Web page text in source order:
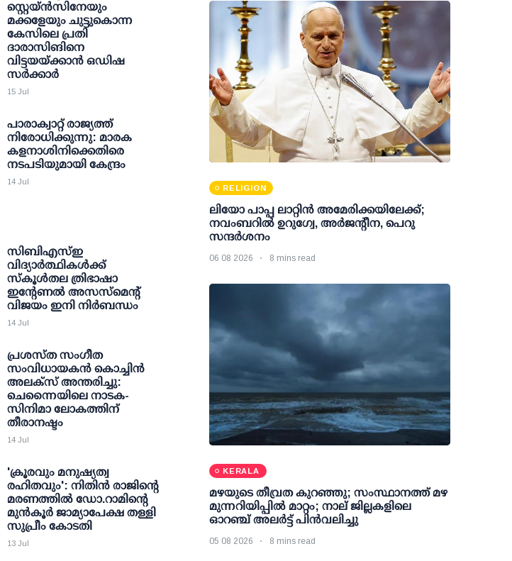
സ്റ്റെയ്ന്‍സിനേയും
മക്കളേയും ചുട്ടുകൊന്ന
കേസിലെ പ്രതി
ദാരാസിങിനെ
വിട്ടയയ്ക്കാന്‍ ഒഡിഷ
സര്‍ക്കാര്‍
15 Jul
പാരാക്വാറ്റ് രാജ്യത്ത്
നിരോധിക്കുന്നു: മാരക
കളനാശിനിക്കെതിരെ
നടപടിയുമായി കേന്ദ്രം
14 Jul
സിബിഎസ്ഇ
വിദ്യാര്‍ത്ഥികള്‍ക്ക്
സ്‌കൂള്‍തല ത്രിഭാഷാ
ഇന്റേണല്‍ അസസ്മെന്റ്
വിജയം ഇനി നിര്‍ബന്ധം
14 Jul
പ്രശസ്ത സംഗീത
സംവിധായകന്‍ കൊച്ചിന്‍
അലക്സ് അന്തരിച്ചു:
ചെന്നൈയിലെ നാടക-
സിനിമാ ലോകത്തിന്
തീരാനഷ്ടം
14 Jul
'ക്രൂരവും മനുഷ്യത്വ
രഹിതവും': നിതിന്‍ രാജിന്റെ
മരണത്തില്‍ ഡോ.റാമിന്റെ
മുന്‍കൂര്‍ ജാമ്യാപേക്ഷ തള്ളി
സുപ്രീം കോടതി
13 Jul
RELIGION
ലിയോ പാപ്പ ലാറ്റിൻ അമേരിക്കയിലേക്ക്;
നവംബറിൽ ഉറുഗ്വേ, അർജന്റീന, പെറു
സന്ദർശനം
06 08 2026 8 mins read
KERALA
മഴയുടെ തീവ്രത കുറഞ്ഞു; സംസ്ഥാനത്ത് മഴ
മുന്നറിയിപ്പിൽ മാറ്റം; നാല് ജില്ലകളിലെ
ഓറഞ്ച് അലർട്ട് പിൻവലിച്ചു
05 08 2026 8 mins read